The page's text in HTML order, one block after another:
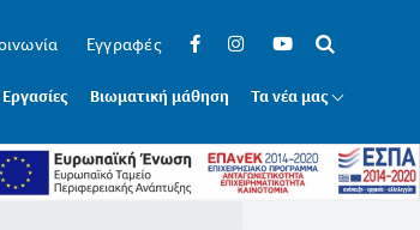
Εγγραφές
Εργασίες Βιωματική μάθηση Τα νέα μας